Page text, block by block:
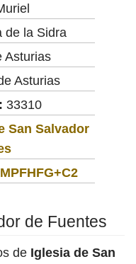
de la Sidra
Asturias
Asturias
33310
San Salvador
de Fuentes
de Iglesia de San